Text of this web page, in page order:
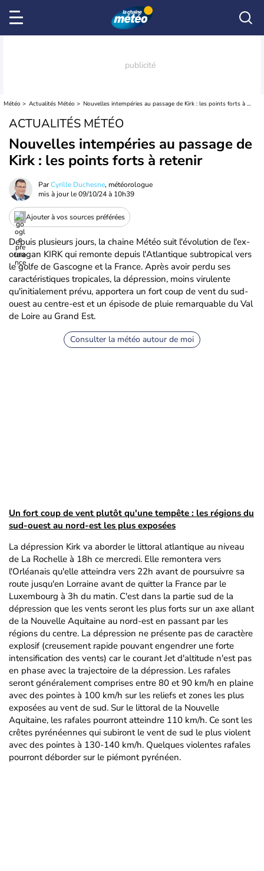
Météo Actualités Météo Nouvelles intempéries au passage de Kirk : les points forts à retenir
ACTUALITÉS MÉTÉO
Nouvelles intempéries au passage de
Kirk : les points forts à retenir
ParCyrille Duchesne, météorologue
mis à jour le09/10/24 à 10h39
Ajouter à vos sources préférées
Depuis plusieurs jours, la chaine Météo suit l'évolution de l'ex-
ouragan KIRK qui remonte depuis l'Atlantique subtropical vers
le golfe de Gascogne et la France. Après avoir perdu ses
caractéristiques tropicales, la dépression, moins virulente
qu'initialement prévu, apportera un fort coup de vent du sud-
ouest au centre-est et un épisode de pluie remarquable du Val
de Loire au Grand Est.
Consulter la météo autour de moi
Un fort coup de vent plutôt qu'une tempête : les régions du
sud-ouest au nord-est les plus exposées
La dépression Kirk va aborder le littoral atlantique au niveau
de La Rochelle à 18h ce mercredi. Elle remontera vers
l'Orléanais qu'elle atteindra vers 22h avant de poursuivre sa
route jusqu'en Lorraine avant de quitter la France par le
Luxembourg à 3h du matin. C'est dans la partie sud de la
dépression que les vents seront les plus forts sur un axe allant
de la Nouvelle Aquitaine au nord-est en passant par les
régions du centre. La dépression ne présente pas de caractère
explosif (creusement rapide pouvant engendrer une forte
intensification des vents) car le courant Jet d'altitude n'est pas
en phase avec la trajectoire de la dépression. Les rafales
seront généralement comprises entre 80 et 90 km/h en plaine
avec des pointes à 100 km/h sur les reliefs et zones les plus
exposées au vent de sud. Sur le littoral de la Nouvelle
Aquitaine, les rafales pourront atteindre 110 km/h. Ce sont les
crêtes pyrénéennes qui subiront le vent de sud le plus violent
avec des pointes à 130-140 km/h. Quelques violentes rafales
pourront déborder sur le piémont pyrénéen.